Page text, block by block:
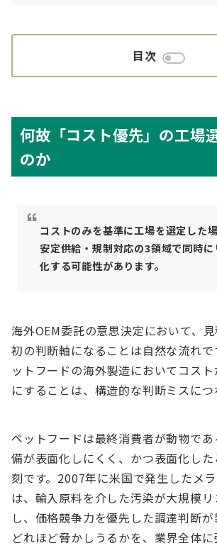
目次
何故「コスト優先」の工場
のか
コストのみを基準に工場を選定した
安定供給・規制対応の3領域で同時
化する可能性があります。
海外OEM委託の意思決定において、
初の判断軸になることは自然な流れで
ットフードの海外製造においてコス
にすることは、構造的な判断ミスにつ
ペットフードは最終消費者が動物で
備が表面化しにくく、かつ表面化し
刻です。2007年に米国で発生したメ
は、輸入原料を介した汚染が大規模
し、価格競争力を優先した調達判断
どれほど脅かしうるかを、業界全体